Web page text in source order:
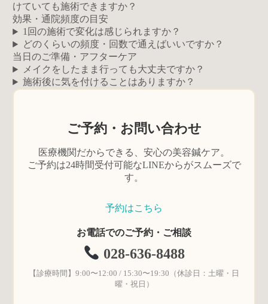
けていても施術できますか？
効果・通院頻度の目安
1回の施術で変化は感じられますか？
どのくらいの頻度・回数で通えばいいですか？
当日のご準備・アフターケア
メイクをしたまま行っても大丈夫ですか？
施術後に気を付けることはありますか？
ご予約・お問い合わせ
医療機関だからできる、安心の美容鍼ケア。
ご予約は24時間受付可能なLINEからがスムーズで
す。
予約はこちら
お電話でのご予約・ご相談
028-636-8488
【診療時間】9:00〜12:00 / 15:30〜19:30（休診日：土曜・日
曜・祝日）